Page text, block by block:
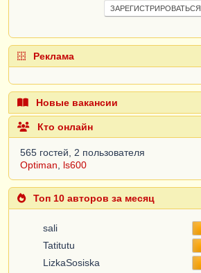
ЗАРЕГИСТРИРОВАТЬСЯ
Реклама
Новые вакансии
Кто онлайн
565 гостей, 2 пользователя
Optiman
ls600
Топ 10 авторов за месяц
sali
Tatitutu
LizkaSosiska